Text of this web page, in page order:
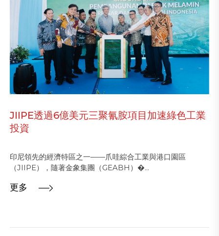
JIIPE透過6億美元三聚氰胺項目加速綠色工業
投資
印尼領先的經濟特區之一——爪哇綜合工業與港口園區
（JIIPE），隨著金象集團（GEABH）�...
更多